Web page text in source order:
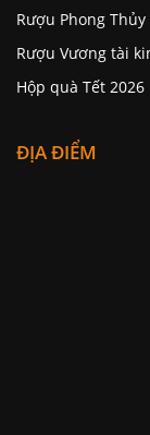
Rượu Phong Thủy
Rượu Vương tài
Hộp quà Tết 2026
ĐỊA ĐIỂM